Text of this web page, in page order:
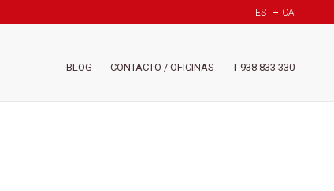
ES CA
Header
BLOG CONTACTO / OFICINAS T-938 833 330